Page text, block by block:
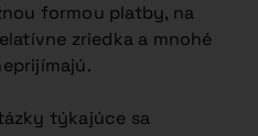
formou platby, na
zriedka a mnohé
týkajúce sa